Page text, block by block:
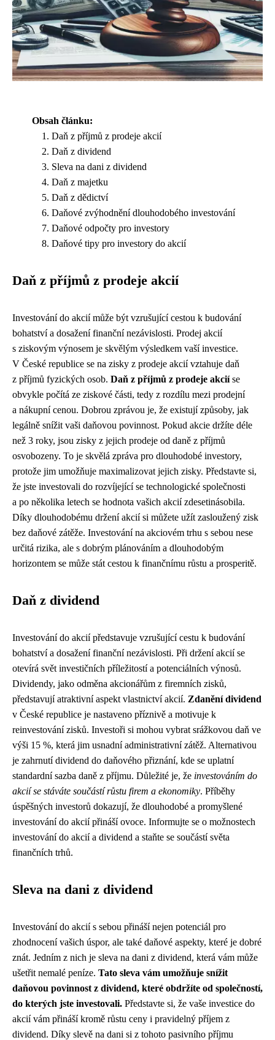
Obsah článku:
Daň z příjmů z prodeje akcií
Daň z dividend
Sleva na dani z dividend
Daň z majetku
Daň z dědictví
Daňové zvýhodnění dlouhodobého investování
Daňové odpočty pro investory
Daňové tipy pro investory do akcií
Daň z příjmů z prodeje akcií
Investování do akcií může být vzrušující cestou k budování
bohatství a dosažení finanční nezávislosti. Prodej akcií
s ziskovým výnosem je skvělým výsledkem vaší investice.
V České republice se na zisky z prodeje akcií vztahuje daň
z příjmů fyzických osob. Daň z příjmů z prodeje akciíse
obvykle počítá ze ziskové části, tedy z rozdílu mezi prodejní
a nákupní cenou. Dobrou zprávou je, že existují způsoby, jak
legálně snížit vaši daňovou povinnost. Pokud akcie držíte déle
než 3 roky, jsou zisky z jejich prodeje od daně z příjmů
osvobozeny. To je skvělá zpráva pro dlouhodobé investory,
protože jim umožňuje maximalizovat jejich zisky. Představte si,
že jste investovali do rozvíjející se technologické společnosti
a po několika letech se hodnota vašich akcií zdesetinásobila.
Díky dlouhodobému držení akcií si můžete užít zasloužený zisk
bez daňové zátěže. Investování na akciovém trhu s sebou nese
určitá rizika, ale s dobrým plánováním a dlouhodobým
horizontem se může stát cestou k finančnímu růstu a prosperitě.
Daň z dividend
Investování do akcií představuje vzrušující cestu k budování
bohatství a dosažení finanční nezávislosti. Při držení akcií se
otevírá svět investičních příležitostí a potenciálních výnosů.
Dividendy, jako odměna akcionářům z firemních zisků,
představují atraktivní aspekt vlastnictví akcií. Zdanění dividend
v České republice je nastaveno příznivě a motivuje k
reinvestování zisků. Investoři si mohou vybrat srážkovou daň ve
výši 15 %, která jim usnadní administrativní zátěž. Alternativou
je zahrnutí dividend do daňového přiznání, kde se uplatní
standardní sazba daně z příjmu. Důležité je, že investováním do
akcií se stáváte součástí růstu firem a ekonomiky. Příběhy
úspěšných investorů dokazují, že dlouhodobé a promyšlené
investování do akcií přináší ovoce. Informujte se o možnostech
investování do akcií a dividend a staňte se součástí světa
finančních trhů.
Sleva na dani z dividend
Investování do akcií s sebou přináší nejen potenciál pro
zhodnocení vašich úspor, ale také daňové aspekty, které je dobré
znát. Jedním z nich je sleva na dani z dividend, která vám může
ušetřit nemalé peníze. Tato sleva vám umožňuje snížit
daňovou povinnost z dividend, které obdržíte od společností,
do kterých jste investovali. Představte si, že vaše investice do
akcií vám přináší kromě růstu ceny i pravidelný příjem z
dividend. Díky slevě na dani si z tohoto pasivního příjmu